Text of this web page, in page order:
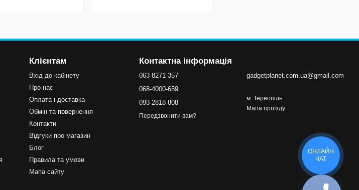
Клієнтам
Вхід до кабінету
Про нас
Оплата і доставка
Обмін та повернення
Контакти
Відгуки про магазин
Блог
Правила та умови
Мапа сайту
Контактна інформація
063-8271-357
068-4000-659
093-2818-808
Передзвонити вам?
gadgetplanet.com.ua@gmail.com
м. Тернопіль
Мапа проїзду
ОНЛАЙН
ЧАТ